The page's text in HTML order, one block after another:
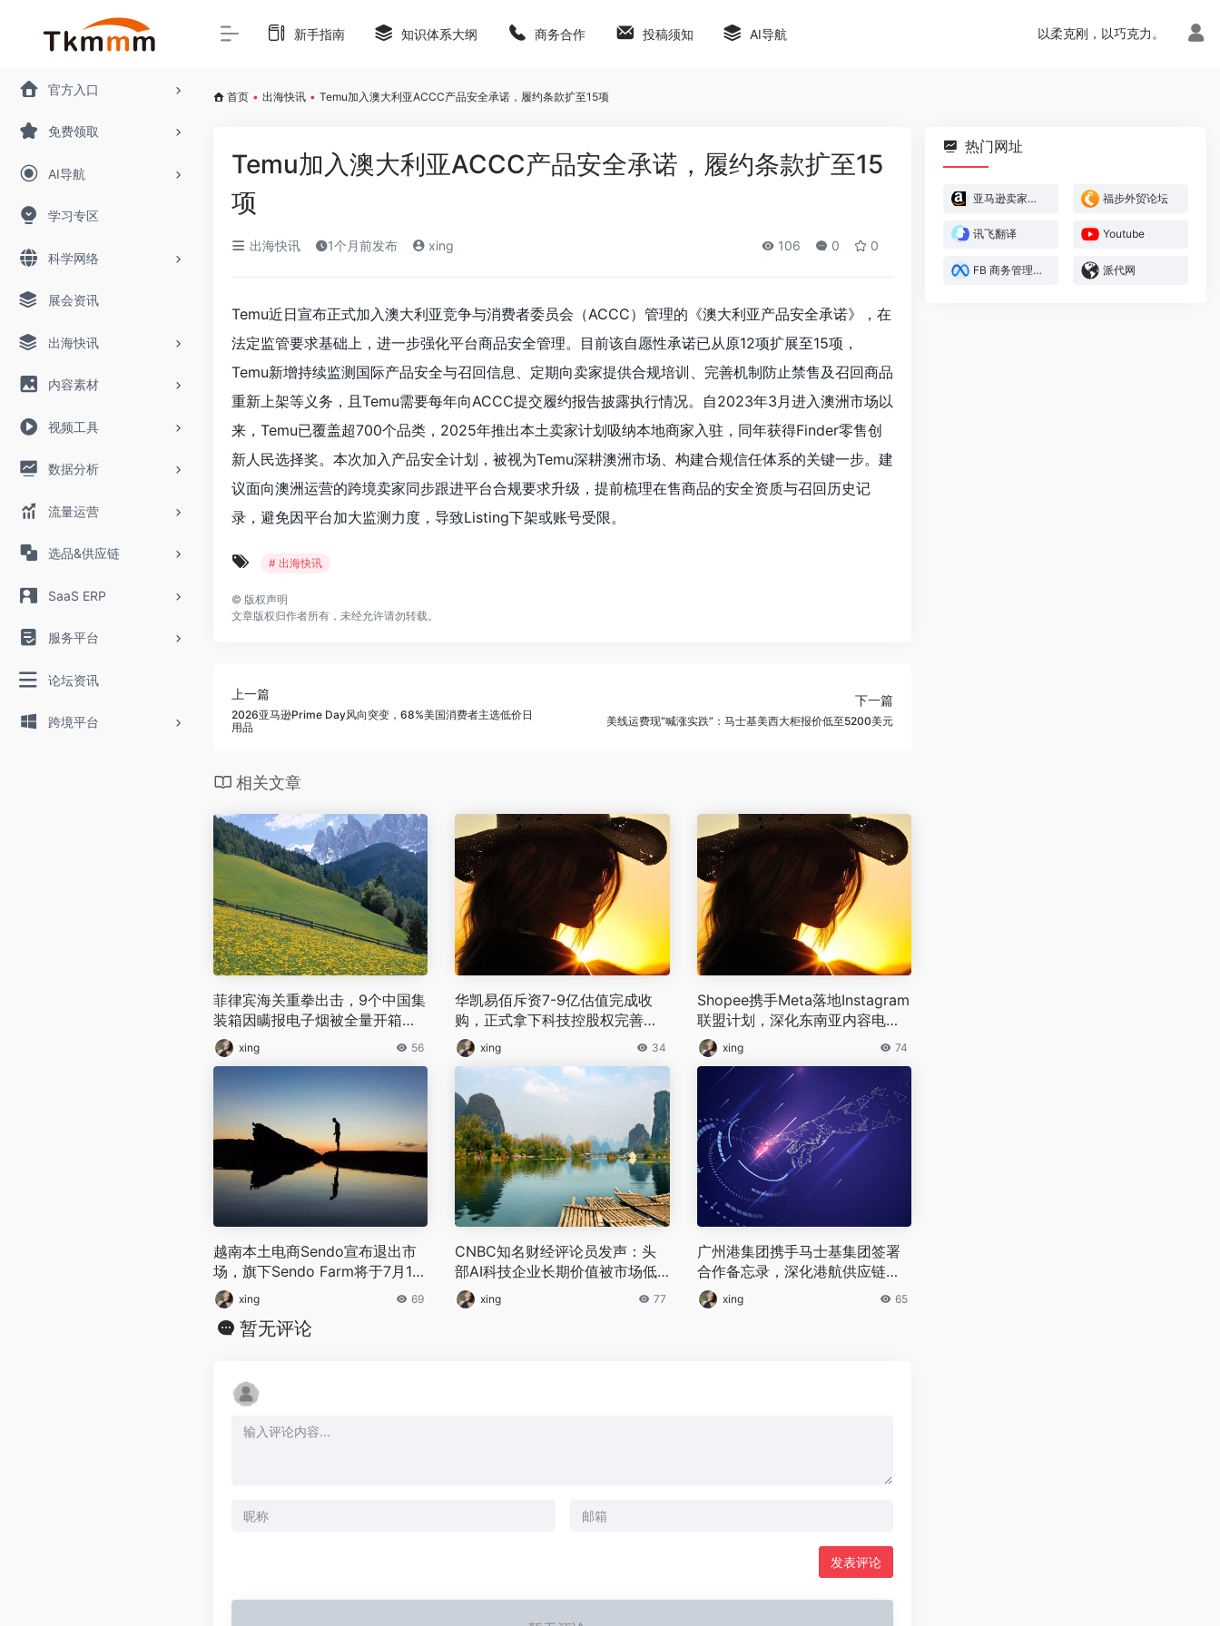
官方入口
免费领取
AI导航
学习专区
科学网络
展会资讯
出海快讯
内容素材
视频工具
数据分析
流量运营
选品&供应链
SaaS ERP
服务平台
论坛资讯
跨境平台
新手指南 知识体系大纲 商务合作 投稿须知 AI导航 以柔克刚，以巧克力。
首页 • 出海快讯 • Temu加入澳大利亚ACCC产品安全承诺，履约条款扩至15项
Temu加入澳大利亚ACCC产品安全承诺，履约条款扩至15
项
出海快讯 1个月前发布 xing 106 0 0
Temu近日宣布正式加入澳大利亚竞争与消费者委员会（ACCC）管理的《澳大利亚产品安全承诺》，在
法定监管要求基础上，进一步强化平台商品安全管理。目前该自愿性承诺已从原12项扩展至15项，
Temu新增持续监测国际产品安全与召回信息、定期向卖家提供合规培训、完善机制防止禁售及召回商品
重新上架等义务，且Temu需要每年向ACCC提交履约报告披露执行情况。自2023年3月进入澳洲市场以
来，Temu已覆盖超700个品类，2025年推出本土卖家计划吸纳本地商家入驻，同年获得Finder零售创
新人民选择奖。本次加入产品安全计划，被视为Temu深耕澳洲市场、构建合规信任体系的关键一步。建
议面向澳洲运营的跨境卖家同步跟进平台合规要求升级，提前梳理在售商品的安全资质与召回历史记
录，避免因平台加大监测力度，导致Listing下架或账号受限。
# 出海快讯
© 版权声明
文章版权归作者所有，未经允许请勿转载。
上一篇
2026亚马逊Prime Day风向突变，68%美国消费者主选低价日
用品
下一篇
美线运费现“喊涨实跌”：马士基美西大柜报价低至5200美元
相关文章
菲律宾海关重拳出击，9个中国集
装箱因瞒报电子烟被全量开箱查
获
xing 56
华凯易佰斥资7-9亿估值完成收
购，正式拿下科技控股权完善跨
境生态布局
xing 34
Shopee携手Meta落地Instagram
联盟计划，深化东南亚内容电商
布局 xing 74
越南本土电商Sendo宣布退出市
场，旗下Sendo Farm将于7月10
日停止运营
xing 69
CNBC知名财经评论员发声：头
部AI科技企业长期价值被市场低
估，坚定看好赛道后续表现
xing 77
广州港集团携手马士基集团签署
合作备忘录，深化港航供应链合
作
xing 65
暂无评论
发表评论
热门网址
亚马逊卖家官方论坛 福步外贸论坛
讯飞翻译 Youtube
FB 商务管理平台 派代网